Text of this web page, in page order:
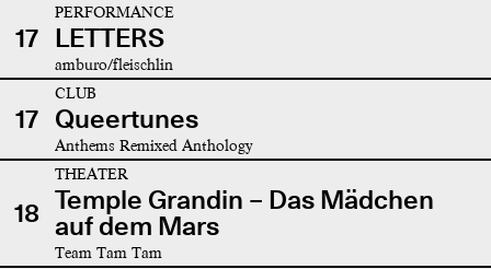
17
PERFORMANCE
LETTERS
amburo/fleischlin
17
CLUB
Queertunes
Anthems Remixed Anthology
18
THEATER
Temple Grandin – Das Mädchen
auf dem Mars
Team Tam Tam